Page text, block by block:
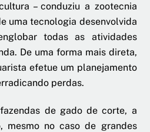
– conduziu a zootecnia
uma tecnologia desenvolvida
todas as atividades
De uma forma mais direta,
efetue um planejamento
perdas.
de gado de corte, a
mesmo no caso de grandes